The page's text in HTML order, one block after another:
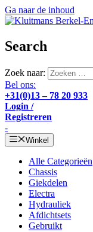
Ga naar de inhoud
Search
Zoek naar:
Bel ons:
+31(0)13 – 78 20 933
Login /
Registreren
-
Winkel
Alle Categorieën
Chassis
Giekdelen
Electra
Hydrauliek
Afdichtsets
Gebruikt